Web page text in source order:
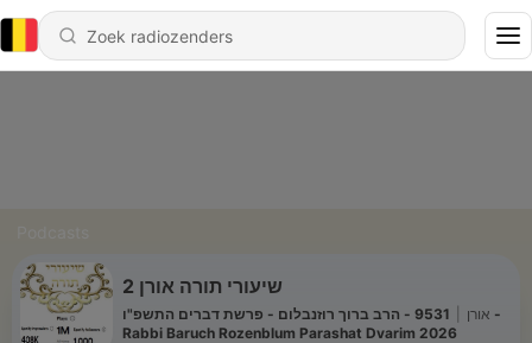
שיעורי תורה אורן 2
אורן
9531 - הרב ברוך רוזנבלום - פרשת דברים התשפ"ו -
Rabbi Baruch Rozenblum Parashat Dvarim 2026